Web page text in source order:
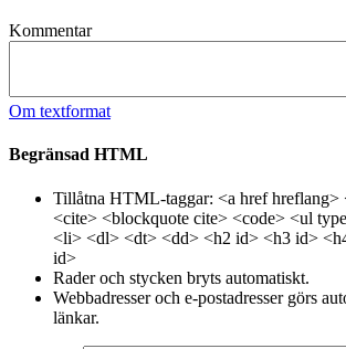
Kommentar
Om textformat
Begränsad HTML
Tillåtna HTML-taggar: <a href hreflang>
<cite> <blockquote cite> <code> <ul
<li> <dl> <dt> <dd> <h2 id> <h3 id>
id>
Rader och stycken bryts automatiskt.
Webbadresser och e-postadresser görs
länkar.